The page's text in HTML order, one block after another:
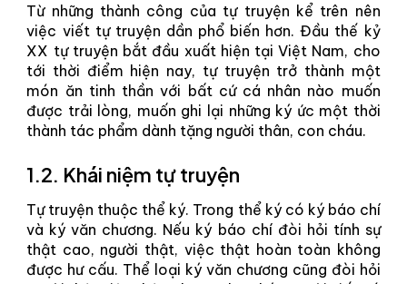
Từ những thành công của tự truyện kể trên nên
việc viết tự truyện dần phổ biến hơn. Đầu thế kỷ
XX tự truyện bắt đầu xuất hiện tại Việt Nam, cho
tới thời điểm hiện nay, tự truyện trở thành một
món ăn tinh thần với bất cứ cá nhân nào muốn
được trải lòng, muốn ghi lại những ký ức một thời
thành tác phẩm dành tặng người thân, con cháu.
1.2. Khái niệm tự truyện
Tự truyện thuộc thể ký. Trong thể ký có ký báo chí
và ký văn chương. Nếu ký báo chí đòi hỏi tính sự
thật cao, người thật, việc thật hoàn toàn không
được hư cấu. Thể loại ký văn chương cũng đòi hỏi